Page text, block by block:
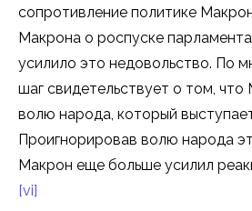
сопротивление политике
Макрона о роспуске
усилило это недовольство. По
шаг свидетельствует о том, что
волю народа, который
Проигнорировав волю народа
Макрон еще больше усилил
[vi]